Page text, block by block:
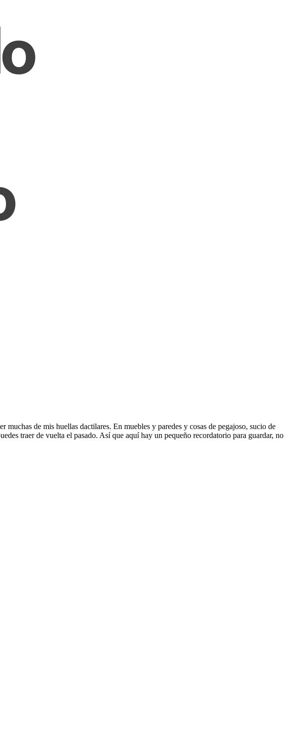
de mis huellas dactilares. En muebles y paredes y cosas de pegajoso, sucio de
traer de vuelta el pasado. Así que aquí hay un pequeño recordatorio para guardar, no